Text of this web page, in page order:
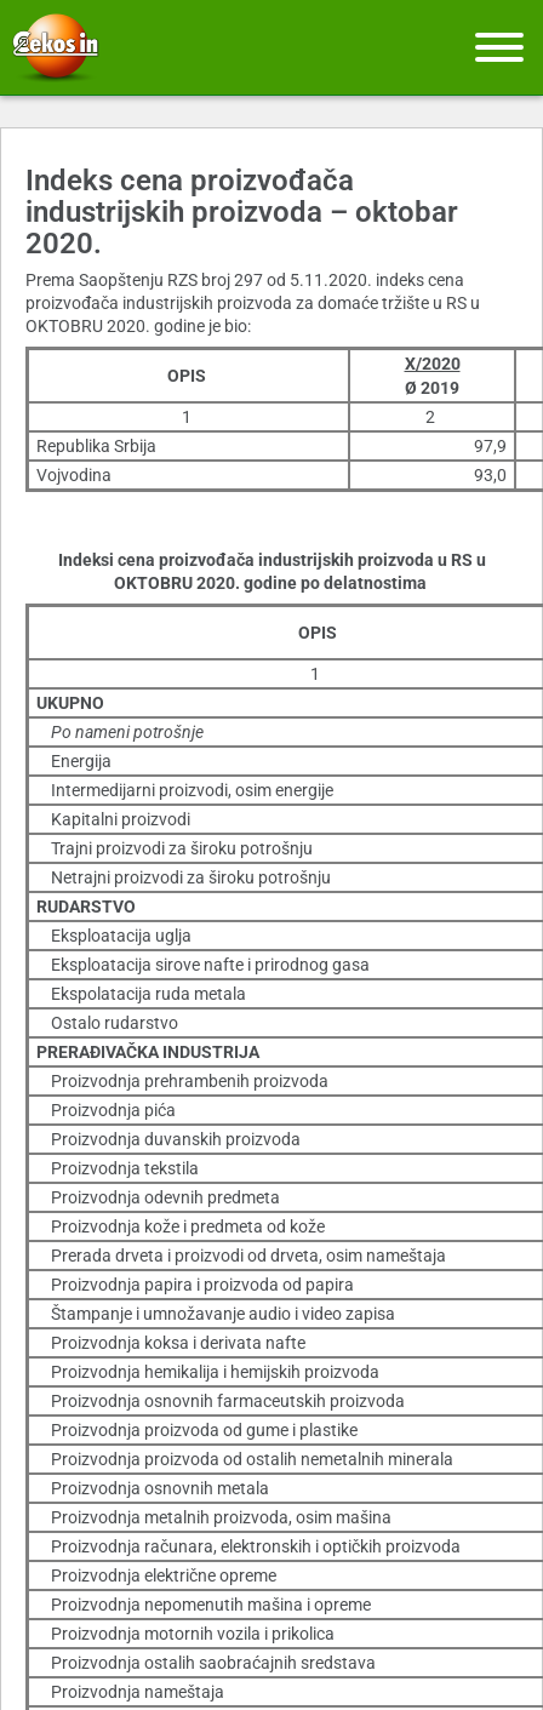
Indeks cena proizvođača
industrijskih proizvoda – oktobar
2020.
Prema Saopštenju RZS broj 297 od 5.11.2020. indeks cena
proizvođača industrijskih proizvoda za domaće tržište u RS u
OKTOBRU 2020. godine je bio:
OPIS
X/2020
Ø 2019
1
2
Republika Srbija
97,9
Vojvodina
93,0
Indeksi cena proizvođača industrijskih proizvoda u RS u
OKTOBRU 2020. godine po delatnostima
OPIS
1
UKUPNO
Po nameni potrošnje
Energija
Intermedijarni proizvodi, osim energije
Kapitalni proizvodi
Trajni proizvodi za široku potrošnju
Netrajni proizvodi za široku potrošnju
RUDARSTVO
Eksploatacija uglja
Eksploatacija sirove nafte i prirodnog gasa
Ekspolatacija ruda metala
Ostalo rudarstvo
PRERAÐIVAČKA INDUSTRIJA
Proizvodnja prehrambenih proizvoda
Proizvodnja pića
Proizvodnja duvanskih proizvoda
Proizvodnja tekstila
Proizvodnja odevnih predmeta
Proizvodnja kože i predmeta od kože
Prerada drveta i proizvodi od drveta, osim nameštaja
Proizvodnja papira i proizvoda od papira
Štampanje i umnožavanje audio i video zapisa
Proizvodnja koksa i derivata nafte
Proizvodnja hemikalija i hemijskih proizvoda
Proizvodnja osnovnih farmaceutskih proizvoda
Proizvodnja proizvoda od gume i plastike
Proizvodnja proizvoda od ostalih nemetalnih minerala
Proizvodnja osnovnih metala
Proizvodnja metalnih proizvoda, osim mašina
Proizvodnja računara, elektronskih i optičkih proizvoda
Proizvodnja električne opreme
Proizvodnja nepomenutih mašina i opreme
Proizvodnja motornih vozila i prikolica
Proizvodnja ostalih saobraćajnih sredstava
Proizvodnja nameštaja